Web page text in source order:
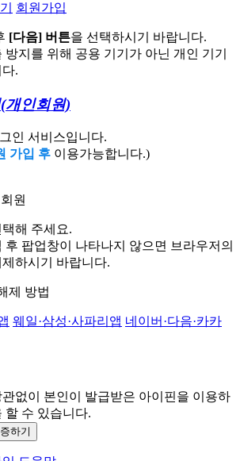
회원가입
[다음] 버튼을 선택하시기 바랍니다.
방지를 위해 공용 기기가 아닌 개인 기기
.
(개인회원)
인 서비스입니다.
가입 후 이용가능합니다.)
원
해 주세요.
후 팝업창이 나타나지 않으면 브라우저의
하시기 바랍니다.
제 방법
웨일·삼성·사파리앱 네이버·다음·카카
없이 본인이 발급받은 아이핀을 이용하
할 수 있습니다.
하기